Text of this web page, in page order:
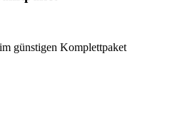
günstigen Komplettpaket